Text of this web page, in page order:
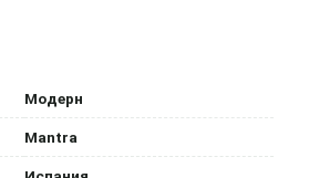
Модерн
Mantra